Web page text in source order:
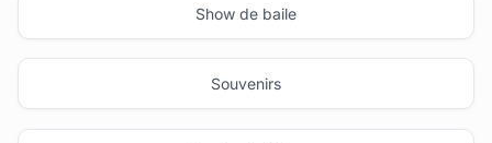
Show de baile
Souvenirs